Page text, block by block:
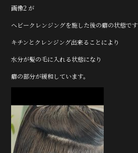
画像2 が
ヘビークレンジングを施した後の癖の状態です
キチンとクレンジング出来ることにより
水分が髪の毛に入れる状態になり
癖の部分が緩和しています。